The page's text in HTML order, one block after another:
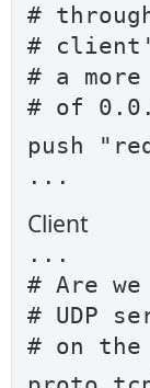
#
#
# a
# of
push
...
Client
...
# Are
# UDP
# on